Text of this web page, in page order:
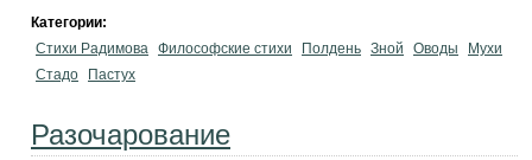
Категории:
Стихи Радимова Философские стихи Полдень Зной Оводы
Мухи
Стадо
Пастух
Разочарование